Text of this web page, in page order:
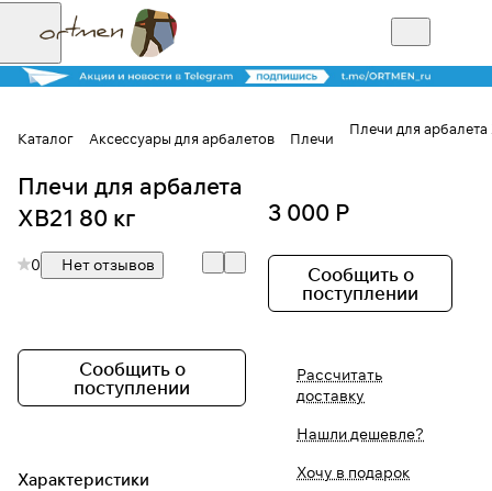
Каталог Аксессуары для арбалетов Плечи
Плечи для арбалета
Плечи для арбалета
XB21 80 кг
0 Нет отзывов
Сообщить о
поступлении
Характеристики
3 000 Р
Сообщить о
поступлении
Рассчитать
доставку
Нашли дешевле?
Хочу в подарок
Для клиентов всех банков
Разбейте
оплату на части
Сегодня
25%
в корзину